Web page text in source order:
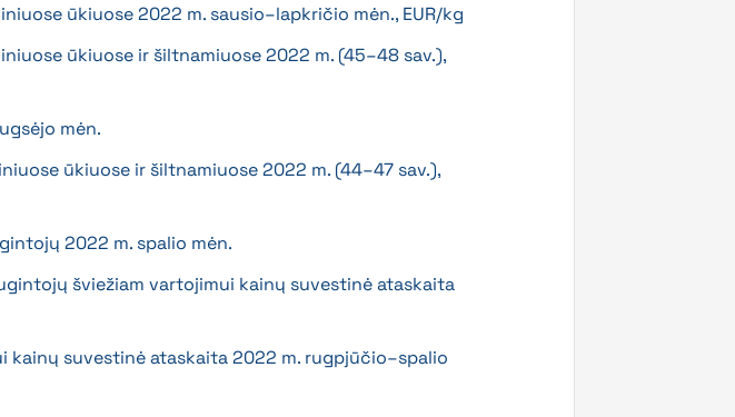
ūkiuose 2022 m. sausio–lapkričio mėn., EUR/kg
ūkiuose ir šiltnamiuose 2022 m. (45–48 sav.),
mėn.
ūkiuose ir šiltnamiuose 2022 m. (44–47 sav.),
2022 m. spalio mėn.
šviežiam vartojimui kainų suvestinė ataskaita
suvestinė ataskaita 2022 m. rugpjūčio–spalio